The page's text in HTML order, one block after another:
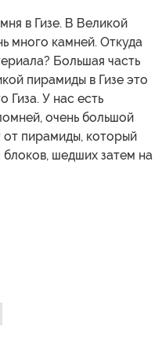
в Гизе. В Великой
много камней. Откуда
Большая часть
пирамиды в Гизе это
Гиза. У нас есть
очень большой
пирамиды, который
блоков, шедших затем на